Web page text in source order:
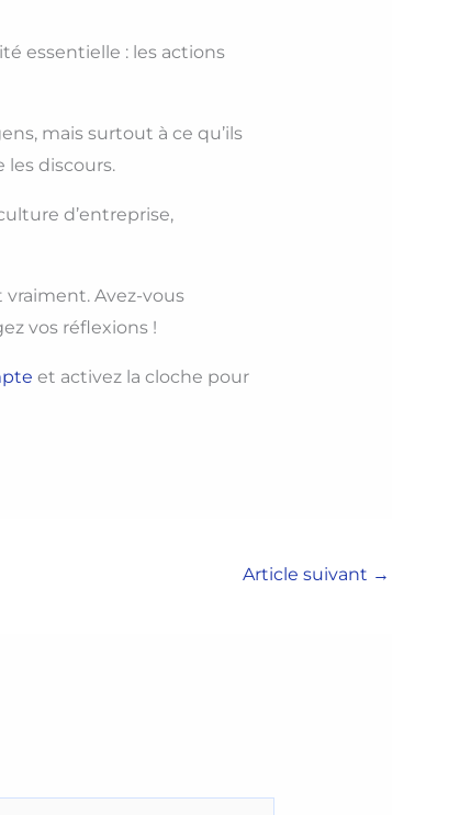
essentielle : les actions
mais surtout à ce qu’ils
discours.
d’entreprise,
Avez-vous
vos réflexions !
et activez la cloche pour
Article suivant →